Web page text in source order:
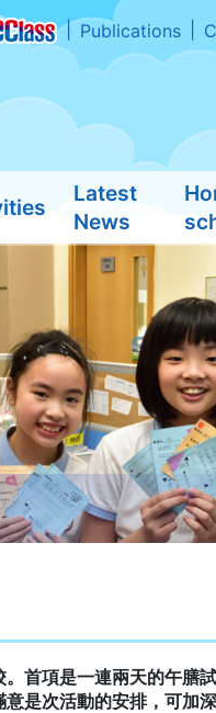
Publications
Latest
News
首項是一連兩天的午膳
是次活動的安排，可加